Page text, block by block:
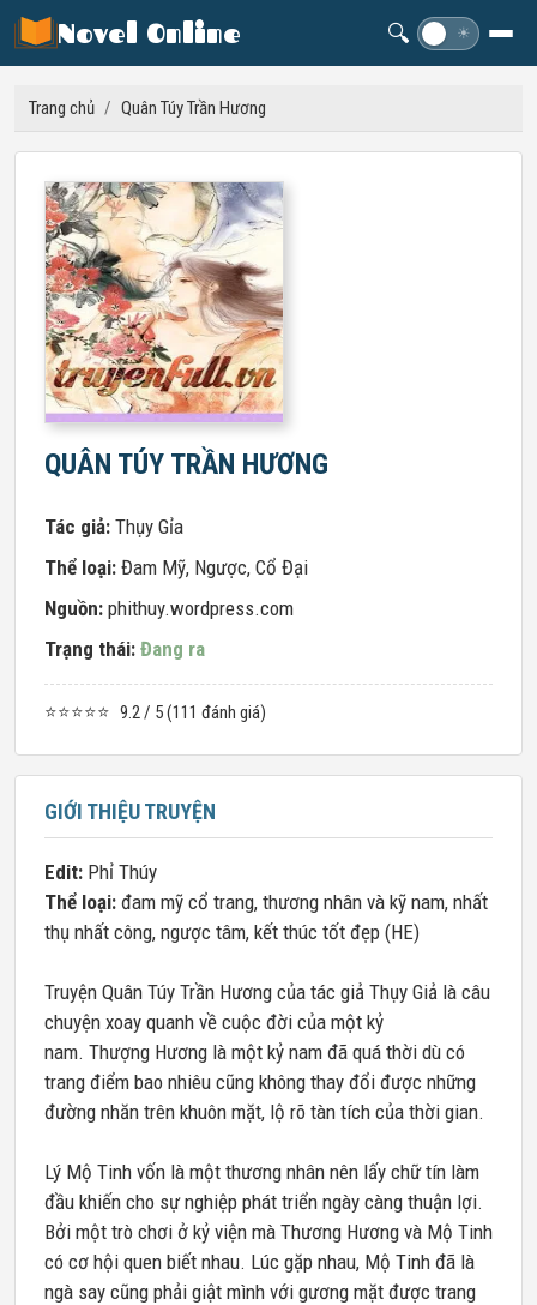
Novel Online 🔍 ☀
Trang chủ / Quân Túy Trần Hương
QUÂN TÚY TRẦN HƯƠNG
Tác giả: Thụy Gỉa
Thể loại: Đam Mỹ, Ngược, Cổ Đại
Nguồn: phithuy.wordpress.com
Trạng thái: Đang ra
⭐⭐⭐⭐⭐ 9.2 / 5 (111 đánh giá)
GIỚI THIỆU TRUYỆN
Edit: Phỉ Thúy
Thể loại: đam mỹ cổ trang, thương nhân và kỹ nam, nhất
thụ nhất công, ngược tâm, kết thúc tốt đẹp (HE)
Truyện Quân Túy Trần Hương của tác giả Thụy Giả là câu
chuyện xoay quanh về cuộc đời của một kỷ
nam. Thượng Hương là một kỷ nam đã quá thời dù có
trang điểm bao nhiêu cũng không thay đổi được những
đường nhăn trên khuôn mặt, lộ rõ tàn tích của thời gian.
Lý Mộ Tinh vốn là một thương nhân nên lấy chữ tín làm
đầu khiến cho sự nghiệp phát triển ngày càng thuận lợi.
Bởi một trò chơi ở kỷ viện mà Thương Hương và Mộ Tinh
có cơ hội quen biết nhau. Lúc gặp nhau, Mộ Tinh đã là
ngà say cũng phải giật mình với gương mặt được trang